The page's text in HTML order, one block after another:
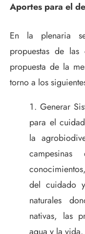
Aportes para el
En la plenaria
propuestas de las
propuesta de la
torno a los
Generar
para el
la
del cuidado
naturales
nativas, las